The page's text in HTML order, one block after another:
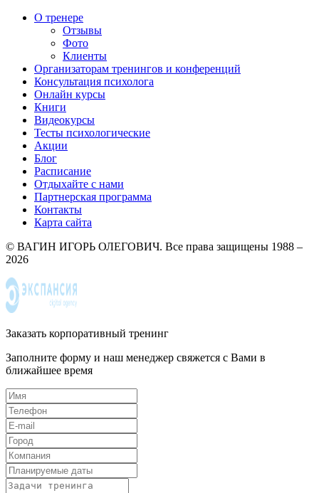
О тренере
Отзывы
Фото
Клиенты
Организаторам тренингов и конференций
Консультация психолога
Онлайн курсы
Книги
Видеокурсы
Тесты психологические
Акции
Блог
Расписание
Отдыхайте с нами
Партнерская программа
Контакты
Карта сайта
© ВАГИН ИГОРЬ ОЛЕГОВИЧ. Все права защищены 1988 –
2026
Заказать корпоративный тренинг
Заполните форму и наш менеджер свяжется с Вами в
ближайшее время